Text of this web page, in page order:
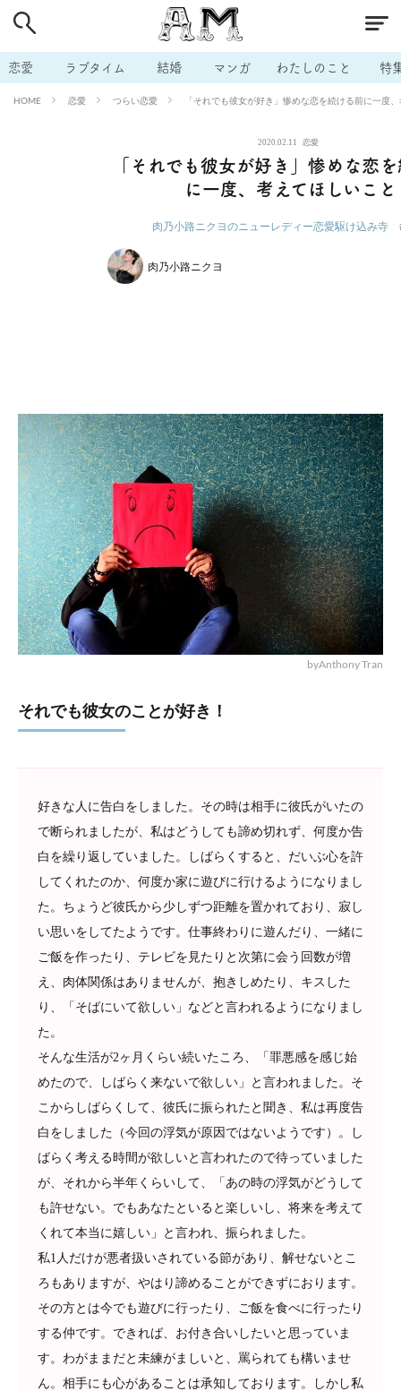
恋愛 ラブタイム 結婚 マンガ わたしのこと 特
HOME 恋愛 つらい恋愛 「それでも彼女が好き」惨めな恋を続ける前に一度
2020.02.11 恋愛
「それでも彼女が好き」惨めな恋
に一度、考えてほしいこと
肉乃小路ニクヨのニューレディー恋愛駆け込み寺
肉乃小路ニクヨ
byAnthony Tran
それでも彼女のことが好き！
好きな人に告白をしました。その時は相手に彼氏がいたの
で断られましたが、私はどうしても諦め切れず、何度か告
白を繰り返していました。しばらくすると、だいぶ心を許
してくれたのか、何度か家に遊びに行けるようになりまし
た。ちょうど彼氏から少しずつ距離を置かれており、寂し
い思いをしてたようです。仕事終わりに遊んだり、一緒に
ご飯を作ったり、テレビを見たりと次第に会う回数が増
え、肉体関係はありませんが、抱きしめたり、キスした
り、「そばにいて欲しい」などと言われるようになりまし
た。
そんな生活が2ヶ月くらい続いたころ、「罪悪感を感じ始
めたので、しばらく来ないで欲しい」と言われました。そ
こからしばらくして、彼氏に振られたと聞き、私は再度告
白をしました（今回の浮気が原因ではないようです）。し
ばらく考える時間が欲しいと言われたので待っていました
が、それから半年くらいして、「あの時の浮気がどうして
も許せない。でもあなたといると楽しいし、将来を考えて
くれて本当に嬉しい」と言われ、振られました。
私1人だけが悪者扱いされている節があり、解せないとこ
ろもありますが、やはり諦めることができずにおります。
その方とは今でも遊びに行ったり、ご飯を食べに行ったり
する仲です。できれば、お付き合いしたいと思っていま
す。わがままだと未練がましいと、罵られても構いませ
ん。相手にも心があることは承知しております。しかし私
# 男の本音 # セフレ # 不倫
# 出会う方法 # マッチングアプリ # ラブグッズ # 体の相